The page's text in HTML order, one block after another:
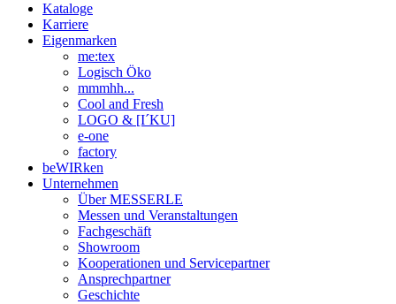
Kataloge
Karriere
Eigenmarken
me:tex
Logisch Öko
mmmhh...
Cool and Fresh
LOGO & [I´KU]
e-one
factory
beWIRken
Unternehmen
Über MESSERLE
Messen und Veranstaltungen
Fachgeschäft
Showroom
Kooperationen und Servicepartner
Ansprechpartner
Geschichte